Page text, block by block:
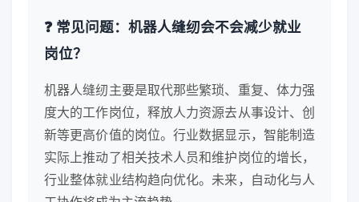
❓ 常见问题：机器人缝纫会不会减少就业
岗位？
机器人缝纫主要是取代那些繁琐、重复、体力强
度大的工作岗位，释放人力资源去从事设计、创
新等更高价值的岗位。行业数据显示，智能制造
实际上推动了相关技术人员和维护岗位的增长，
行业整体就业结构趋向优化。未来，自动化与人